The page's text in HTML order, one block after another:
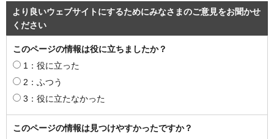
より良いウェブサイトにするためにみなさまのご意見をお聞かせ
ください
このページの情報は役に立ちましたか？
1：役に立った
2：ふつう
3：役に立たなかった
このページの情報は見つけやすかったですか？